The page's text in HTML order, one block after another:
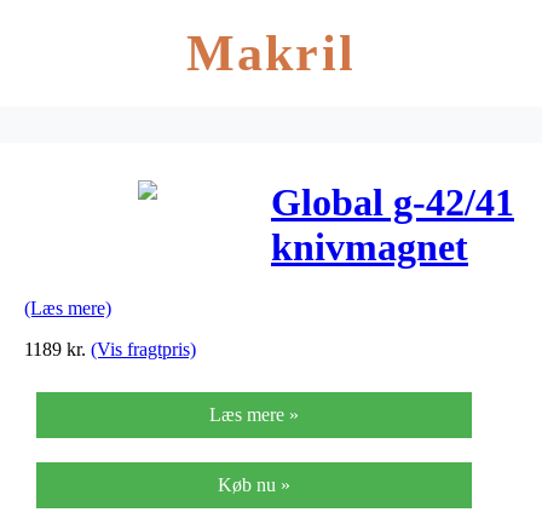
Makril
Global g-42/41
knivmagnet
(Læs mere)
1189 kr. (Vis fragtpris)
Læs mere »
Køb nu »